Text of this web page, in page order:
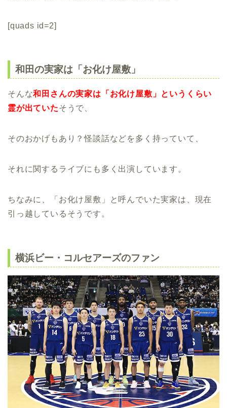
[quads id=2]
和田の実家は「お化け屋敷」
そんな和田さんの実家は「お化け屋敷」というくらい
霊が出ていたそうで、
そのおかげもあり？怪談話などを多く持っていて、
それに関するライブにも多く出演しています。
ちなみに、「お化け屋敷」と呼んでいた実家は、現在
引っ越しているそうです。
横浜ビー・コルセアーズのファン